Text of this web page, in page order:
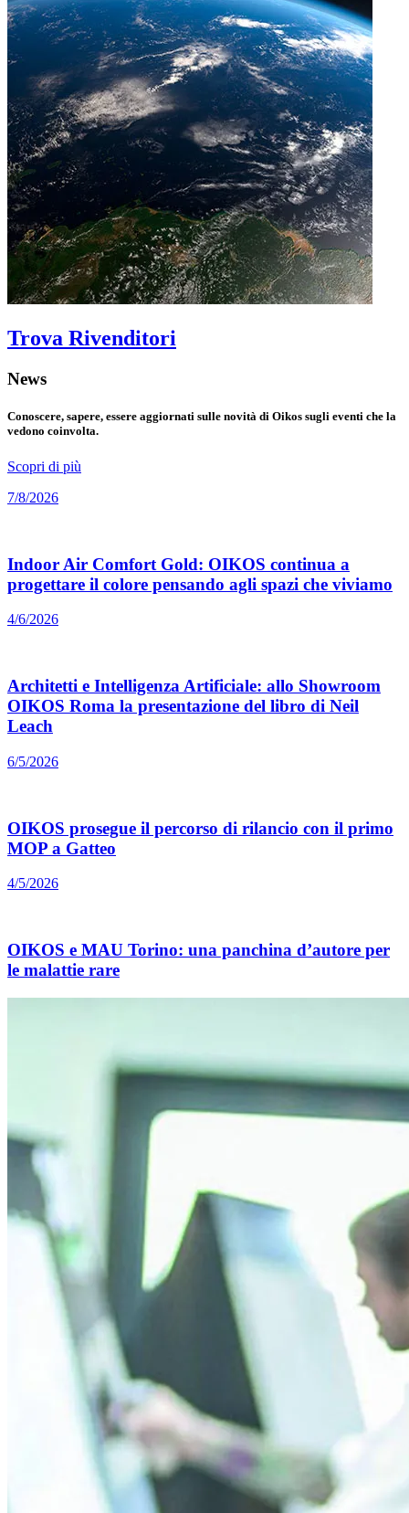
Trova Rivenditori
News
Conoscere, sapere, essere aggiornati sulle novità di Oikos sugli eventi che la
vedono coinvolta.
Scopri di più
7/8/2026
Indoor Air Comfort Gold: OIKOS continua a
progettare il colore pensando agli spazi che viviamo
4/6/2026
Architetti e Intelligenza Artificiale: allo Showroom
OIKOS Roma la presentazione del libro di Neil
Leach
6/5/2026
OIKOS prosegue il percorso di rilancio con il primo
MOP a Gatteo
4/5/2026
OIKOS e MAU Torino: una panchina d’autore per
le malattie rare